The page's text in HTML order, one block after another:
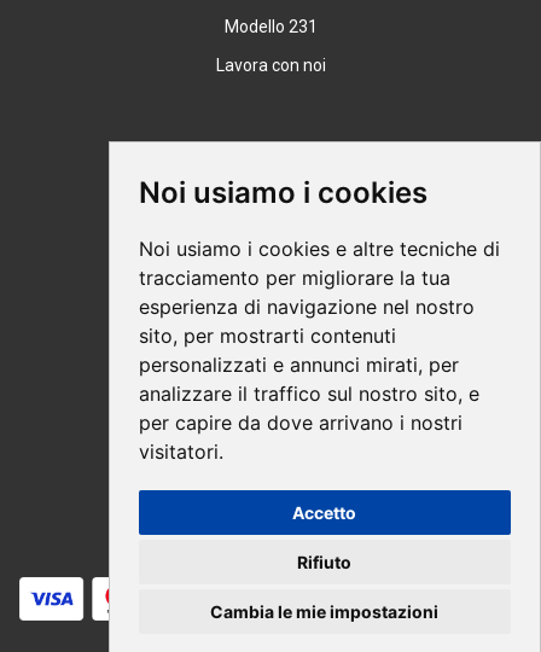
Noi usiamo i cookies
Noi usiamo i cookies e altre tecniche di
tracciamento per migliorare la tua
esperienza di navigazione nel nostro
sito, per mostrarti contenuti
personalizzati e annunci mirati, per
analizzare il traffico sul nostro sito, e
per capire da dove arrivano i nostri
visitatori.
Accetto
Rifiuto
Cambia le mie impostazioni
Modello 231
Lavora con noi
Supporto
Modalità di acquisto
Ebook help
Privacy
Recesso
Spedizione
Pagamenti sicuri